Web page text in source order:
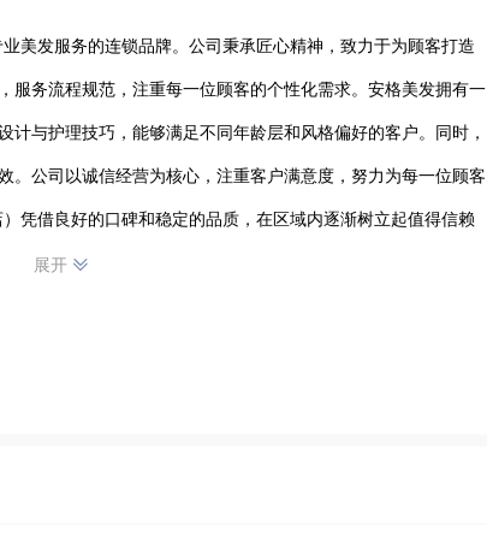
美发服务的连锁品牌。公司秉承匠心精神，致力于为顾客打造
服务流程规范，注重每一位顾客的个性化需求。安格美发拥有一
与护理技巧，能够满足不同年龄层和风格偏好的客户。同时，
。公司以诚信经营为核心，注重客户满意度，努力为每一位顾客
凭借良好的口碑和稳定的品质，在区域内逐渐树立起值得信赖
展开